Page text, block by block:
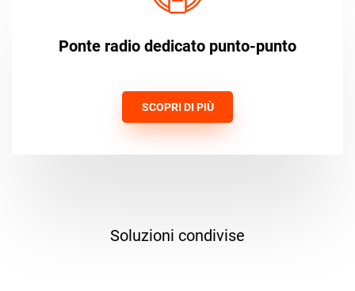
Ponte radio dedicato punto-punto
SCOPRI DI PIÙ
Soluzioni condivise